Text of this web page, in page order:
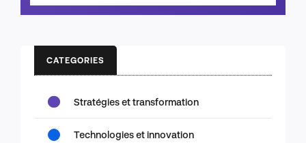
CATEGORIES
Stratégies et transformation
Technologies et innovation